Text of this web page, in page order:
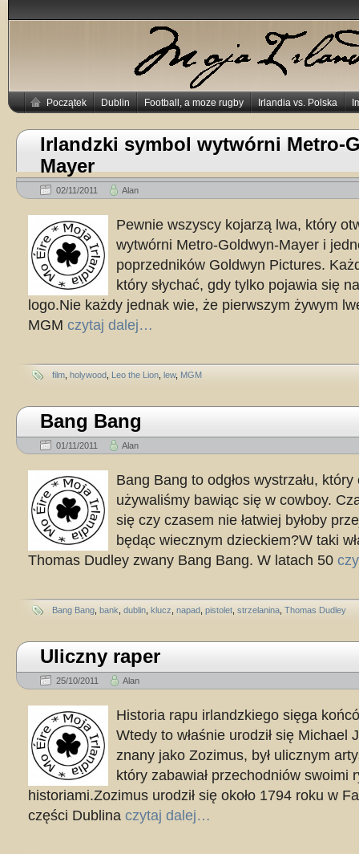
Początek Dublin Football, a moze rugby Irlandia vs. Polska
Irlandzki symbol wytwórni Metro-
Mayer
02/11/2011 Alan
Pewnie wszyscy kojarzą lwa, który
wytwórni Metro-Goldwyn-Mayer i
poprzedników Goldwyn Pictures.
który słychać, gdy tylko pojawia się
logo.Nie każdy jednak wie, że pierwszym żywym
MGM czytaj dalej…
film holywood Leo the Lion lew, MGM
Bang Bang
01/11/2011 Alan
Bang Bang to odgłos wystrzału,
używaliśmy bawiąc się w cowboy.
się czy czasem nie łatwiej byłoby
będąc wiecznym dzieckiem?W taki
Thomas Dudley zwany Bang Bang. W latach 50
Bang Bang bank dublin klucz napad pistolet strzelanina Thomas Dudley
Uliczny raper
25/10/2011 Alan
Historia rapu irlandzkiego sięga
Wtedy to właśnie urodził się Michael
znany jako Zozimus, był ulicznym
który zabawiał przechodniów swoimi
historiami.Zozimus urodził się około 1794 roku w
części Dublina czytaj dalej…